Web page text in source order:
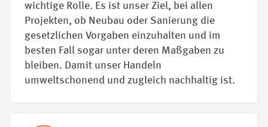
wichtige Rolle. Es ist unser Ziel, bei allen
Projekten, ob Neubau oder Sanierung die
gesetzlichen Vorgaben einzuhalten und im
besten Fall sogar unter deren Maßgaben zu
bleiben. Damit unser Handeln
umweltschonend und zugleich nachhaltig ist.